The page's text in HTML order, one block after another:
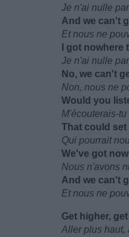
Je n'ai nulle
And we can't
Et nous ne
I got
Je n'ai nulle
No, we can't
Non, nous ne
Would you
M'écouterais-
That could set
Qui pourrait
We'vе got
Nous n'avons
And we can't
Et nous ne
Get higher,
Aller plus haut,